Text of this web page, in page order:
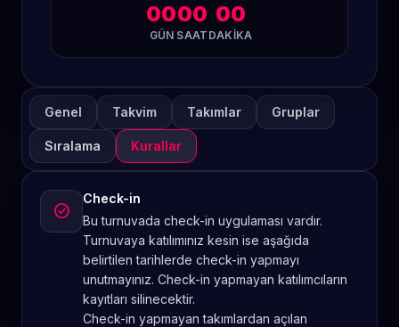
00
GÜN
00
SAAT
00
DAKIKA
Genel Takvim Takımlar Gruplar
Sıralama Kurallar
check_circle
Check-in
Bu turnuvada check-in uygulaması vardır.
Turnuvaya katılımınız kesin ise aşağıda
belirtilen tarihlerde check-in yapmayı
unutmayınız. Check-in yapmayan katılımcıların
kayıtları silinecektir.
Check-in yapmayan takımlardan açılan